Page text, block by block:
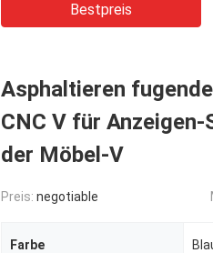
Bestpreis
Asphaltieren
CNC V für
der Möbel-V
Preis: negotiable
Farbe